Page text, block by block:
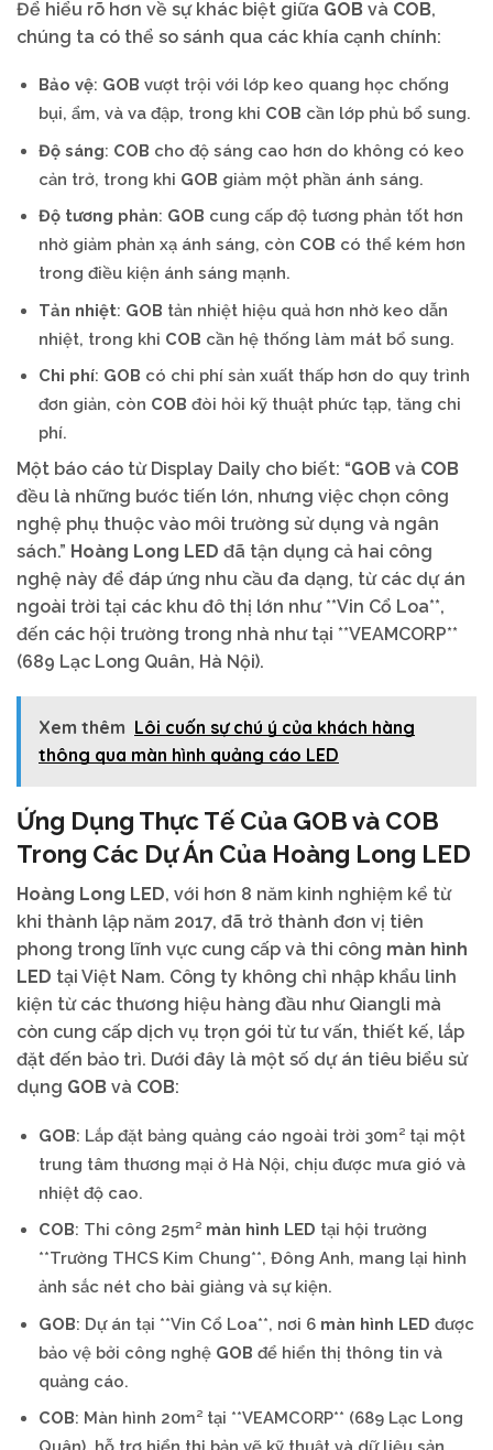
Để hiểu rõ hơn về sự khác biệt giữa GOB và COB,
chúng ta có thể so sánh qua các khía cạnh chính:
Bảo vệ: GOB vượt trội với lớp keo quang học chống
bụi, ẩm, và va đập, trong khi COB cần lớp phủ bổ sung.
Độ sáng: COB cho độ sáng cao hơn do không có keo
cản trở, trong khi GOB giảm một phần ánh sáng.
Độ tương phản: GOB cung cấp độ tương phản tốt hơn
nhờ giảm phản xạ ánh sáng, còn COB có thể kém hơn
trong điều kiện ánh sáng mạnh.
Tản nhiệt: GOB tản nhiệt hiệu quả hơn nhờ keo dẫn
nhiệt, trong khi COB cần hệ thống làm mát bổ sung.
Chi phí: GOB có chi phí sản xuất thấp hơn do quy trình
đơn giản, còn COB đòi hỏi kỹ thuật phức tạp, tăng chi
phí.
Một báo cáo từ Display Daily cho biết: “GOB và COB
đều là những bước tiến lớn, nhưng việc chọn công
nghệ phụ thuộc vào môi trường sử dụng và ngân
sách.” Hoàng Long LED đã tận dụng cả hai công
nghệ này để đáp ứng nhu cầu đa dạng, từ các dự án
ngoài trời tại các khu đô thị lớn như **Vin Cổ Loa**,
đến các hội trường trong nhà như tại **VEAMCORP**
(689 Lạc Long Quân, Hà Nội).
Xem thêm Lôi cuốn sự chú ý của khách hàng
thông qua màn hình quảng cáo LED
Ứng Dụng Thực Tế Của GOBvà COB
Trong Các Dự Án Của Hoàng Long LED
Hoàng Long LED, với hơn 8 năm kinh nghiệm kể từ
khi thành lập năm 2017, đã trở thành đơn vị tiên
phong trong lĩnh vực cung cấp và thi công màn hình
LED tại Việt Nam. Công ty không chỉ nhập khẩu linh
kiện từ các thương hiệu hàng đầu như Qiangli mà
còn cung cấp dịch vụ trọn gói từ tư vấn, thiết kế, lắp
đặt đến bảo trì. Dưới đây là một số dự án tiêu biểu sử
dụng GOB và COB:
GOB: Lắp đặt bảng quảng cáo ngoài trời 30m² tại một
trung tâm thương mại ở Hà Nội, chịu được mưa gió và
nhiệt độ cao.
COB: Thi công 25m² màn hình LED tại hội trường
**Trường THCS Kim Chung**, Đông Anh, mang lại hình
ảnh sắc nét cho bài giảng và sự kiện.
GOB: Dự án tại **Vin Cổ Loa**, nơi 6 màn hình LED được
bảo vệ bởi công nghệ GOB để hiển thị thông tin và
quảng cáo.
COB: Màn hình 20m² tại **VEAMCORP** (689 Lạc Long
Quân), hỗ trợ hiển thị bản vẽ kỹ thuật và dữ liệu sản